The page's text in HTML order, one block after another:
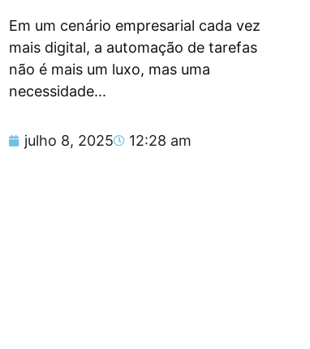
Em um cenário empresarial cada vez
mais digital, a automação de tarefas
não é mais um luxo, mas uma
necessidade...
julho 8, 2025 12:28 am